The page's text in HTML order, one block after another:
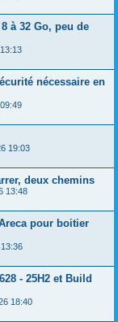
à 32 Go, peu de
nécessaire en
19:03
deux chemins
13:48
pour boitier
- 25H2 et Build
18:40